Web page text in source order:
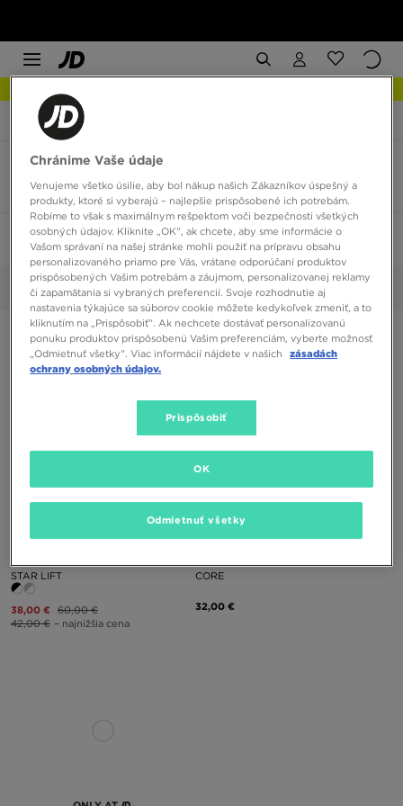
JD Sports Converse Chuck Taylor Lo
Converse Chuck Taylor Lo veľkosť 30
3 produkty
Zoradiť:Odporúčané Filtrovať
Vybrané: 30 Vyčistiť
CONVERSE CHUCK TAYLOR ALL
STAR LIFT
38,00 € 60,00 €
42,00 € – najnižšia cena
CONVERSE CHUCK TAYLOR AS
CORE
32,00 €
Chránime Vaše údaje
Venujeme všetko úsilie, aby bol nákup našich Zákazníkov úspešný a
produkty, ktoré si vyberajú – najlepšie prispôsobené ich potrebám.
Robíme to však s maximálnym rešpektom voči bezpečnosti všetkých
osobných údajov. Kliknite „OK”, ak chcete, aby sme informácie o
Vašom správaní na našej stránke mohli použiť na prípravu obsahu
personalizovaného priamo pre Vás, vrátane odporúčaní produktov
prispôsobených Vašim potrebám a záujmom, personalizovanej reklamy
či zapamätania si vybraných preferencií. Svoje rozhodnutie aj
nastavenia týkajúce sa súborov cookie môžete kedykoľvek zmeniť, a to
kliknutím na „Prispôsobiť”. Ak nechcete dostávať personalizovanú
ponuku produktov prispôsobenú Vašim preferenciám, vyberte možnosť
„Odmietnuť všetky”. Viac informácií nájdete v našich
zásadách
ochrany osobných údajov.
Prispôsobiť
Odmietnuť všetky
OK